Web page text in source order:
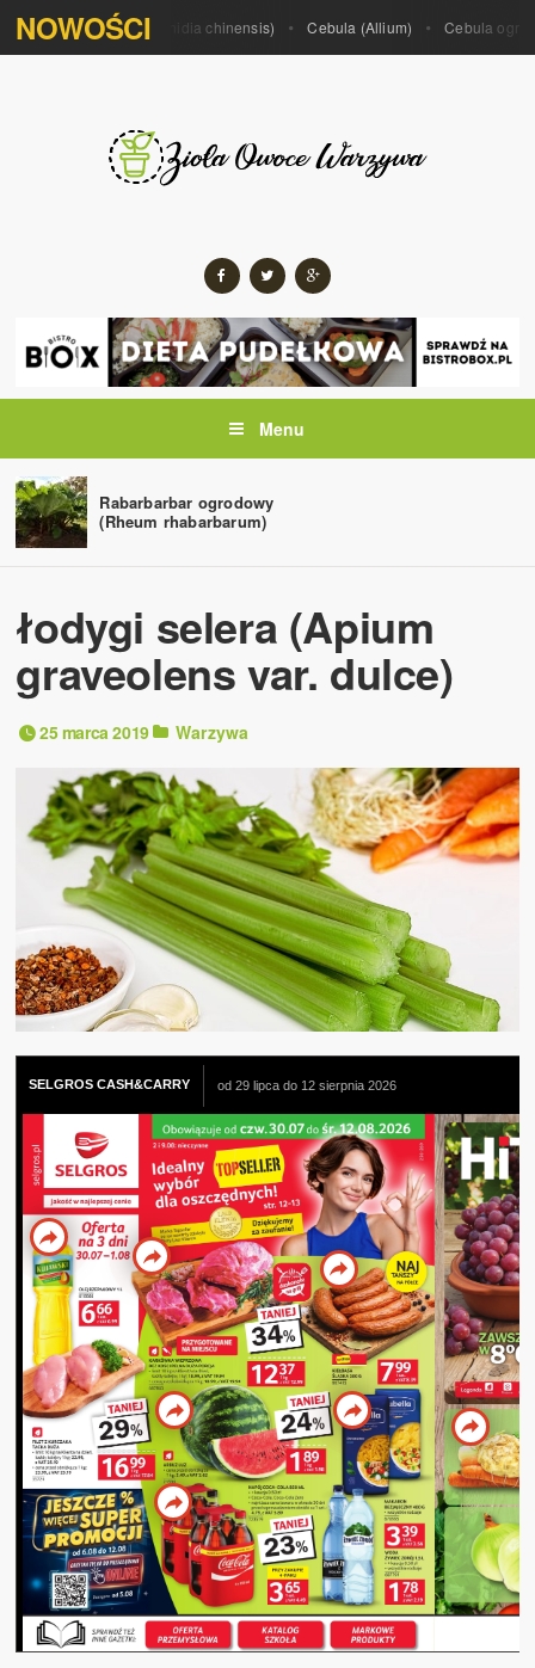
NOWOŚCIKiwi (Actinidia chinensis) Cebula (Allium) Cebula
Menu
Rabarbarbar ogrodowy
(Rheum rhabarbarum)
łodygi selera (Apium
graveolens var. dulce)
25 marca 2019 Warzywa